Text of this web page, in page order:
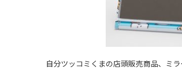
自分ツッコミくまの店頭販売商品、ミ